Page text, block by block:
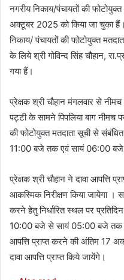
नगरीय निकाय/पंचायतों की
अक्‍टूबर 2025 को किया जा चुका हैं।
निकाय/ पंचायतों की फोटोयुक्त
के लिये श्री गोविन्द सिंह चौहान,
गया हैं।
प्रेक्षक श्री चौहान मंगलवार से
पट्टी के सामने पिपलिया बाग नीमच
की फोटोयुक्त मतदाता सूची से
11:00 बजे तक एवं सायं 06:00
प्रेक्षक श्री चौहान ने दावा आपत्ति
आकस्मिक निरीक्षण किया जायेगा ।
करने हेतु निर्धारित स्थल पर
10:00 बजे से सायं 05:00 बजे तक
आपत्ति प्राप्त करने की अंतिम 17
दावा आपत्ति प्राप्त किये जायेंगे।